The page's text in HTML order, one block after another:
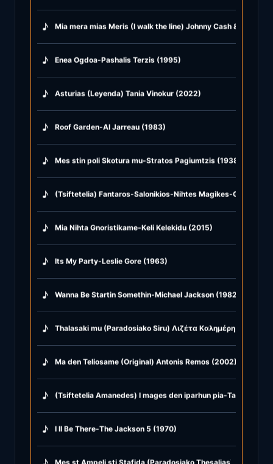
♪ Mia mera mias Meris (I walk the line) Johnny Cash & Afroditi
♪ Enea Ogdoa-Pashalis Terzis (1995)
♪ Asturias (Leyenda) Tania Vinokur (2022)
♪ Roof Garden-Al Jarreau (1983)
♪ Mes stin poli Skotura mu-Stratos Pagiumtzis (1938)
♪ (Tsiftetelia) Fantaros-Salonikios-Nihtes Magikes-Glike mu
♪ Mia Nihta Gnoristikame-Keli Kelekidu (2015)
♪ Its My Party-Leslie Gore (1963)
♪ Wanna Be Startin Somethin-Michael Jackson (1982)
♪ Thalasaki mu (Paradosiako Siru) Λιζέτα Καλημέρη & Kostas
♪ Ma den Teliosame (Original) Antonis Remos (2002)
♪ (Tsiftetelia Amanedes) I mages den iparhun pia-Ta
♪ I ll Be There-The Jackson 5 (1970)